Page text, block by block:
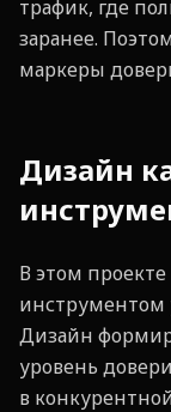
трафик, где
заранее.
маркеры
Дизайн
В этом проекте
инструментом
Дизайн
уровень
в